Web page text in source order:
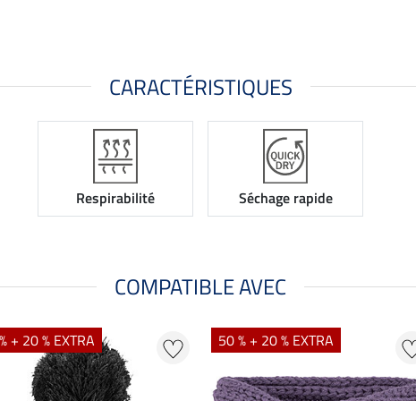
CARACTÉRISTIQUES
Respirabilité Séchage rapide
COMPATIBLE AVEC
+ 20 % EXTRA 50 % + 20 % EXTRA